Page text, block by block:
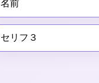
名前
セリフ３